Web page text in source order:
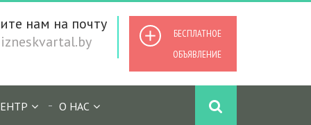
БЕСПЛАТНОЕ
ОБЪЯВЛЕНИЕ
нам на почту
О НАС